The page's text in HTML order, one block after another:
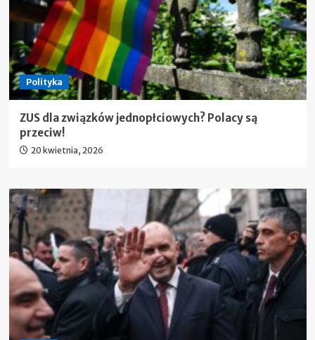
Polityka
ZUS dla związków jednopłciowych? Polacy są
przeciw!
20 kwietnia, 2026